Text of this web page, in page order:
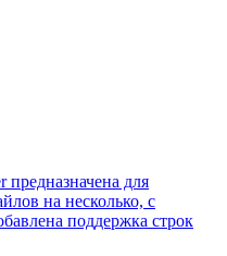
для
на несколько, с
поддержка строк